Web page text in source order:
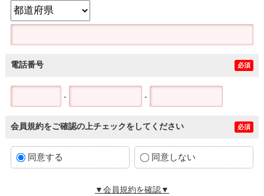
電話番号 必須
- -
会員規約をご確認の上チェックをしてください 必須
同意する 同意しない
▼会員規約を確認▼